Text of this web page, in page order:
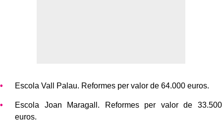
Escola Vall Palau. Reformes per valor de 64.000 euros.
Escola Joan Maragall. Reformes per valor de 33.500
euros.